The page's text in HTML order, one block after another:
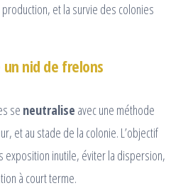
et la survie des colonies
nid de frelons
se neutralise avec une méthode
et au stade de la colonie. L’objectif
exposition inutile, éviter la dispersion,
à court terme.